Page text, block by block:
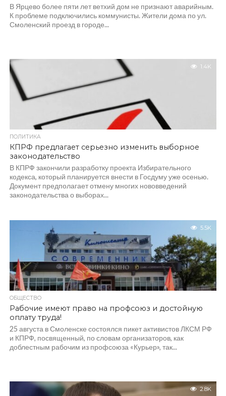
В Ярцево более пяти лет ветхий дом не признают аварийным.
К проблеме подключились коммунисты. Жители дома по ул.
Смоленский проезд в городе...
1.4K
ПОЛИТИКА
КПРФ предлагает серьезно изменить выборное
законодательство
В КПРФ закончили разработку проекта Избирательного
кодекса, который планируется внести в Госдуму уже осенью.
Документ предполагает отмену многих нововведений
законодательства о выборах...
5.5K
ОБЩЕСТВО
Рабочие имеют право на профсоюз и достойную
оплату труда!
25 августа в Смоленске состоялся пикет активистов ЛКСМ РФ
и КПРФ, посвященный, по словам организаторов, как
доблестным рабочим из профсоюза «Курьер», так...
2.8K